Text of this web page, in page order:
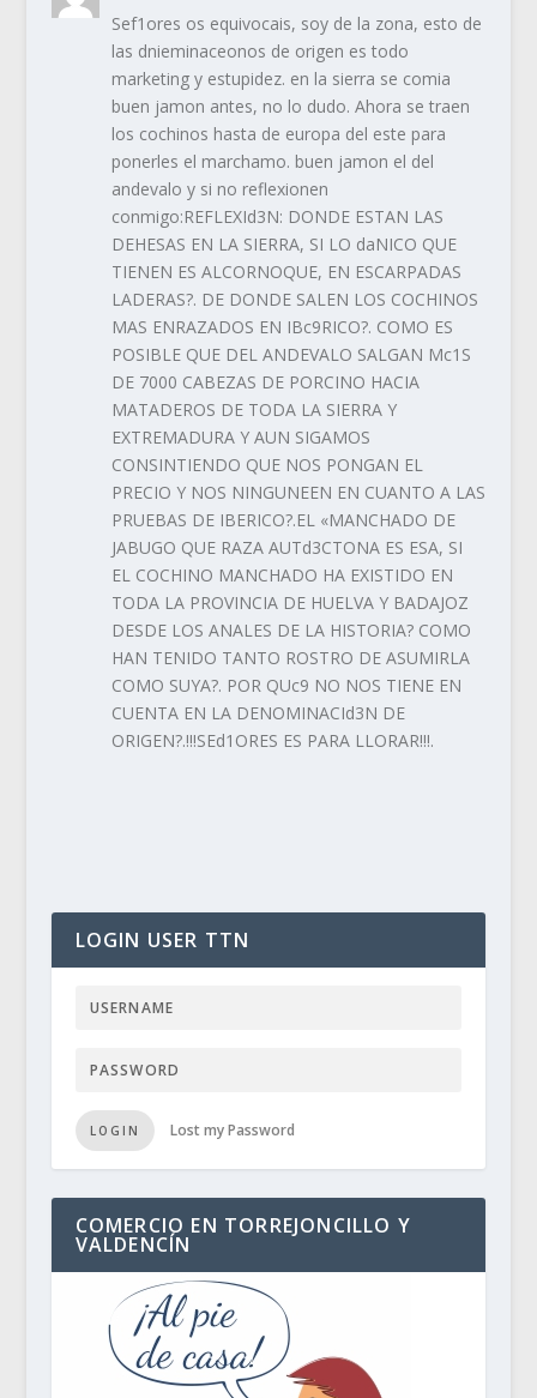
Sef1ores os equivocais, soy de la zona, esto de
las dnieminaceonos de origen es todo
marketing y estupidez. en la sierra se comia
buen jamon antes, no lo dudo. Ahora se traen
los cochinos hasta de europa del este para
ponerles el marchamo. buen jamon el del
andevalo y si no reflexionen
conmigo:REFLEXId3N: DONDE ESTAN LAS
DEHESAS EN LA SIERRA, SI LO daNICO QUE
TIENEN ES ALCORNOQUE, EN ESCARPADAS
LADERAS?. DE DONDE SALEN LOS COCHINOS
MAS ENRAZADOS EN IBc9RICO?. COMO ES
POSIBLE QUE DEL ANDEVALO SALGAN Mc1S
DE 7000 CABEZAS DE PORCINO HACIA
MATADEROS DE TODA LA SIERRA Y
EXTREMADURA Y AUN SIGAMOS
CONSINTIENDO QUE NOS PONGAN EL
PRECIO Y NOS NINGUNEEN EN CUANTO A LAS
PRUEBAS DE IBERICO?.EL «MANCHADO DE
JABUGO QUE RAZA AUTd3CTONA ES ESA, SI
EL COCHINO MANCHADO HA EXISTIDO EN
TODA LA PROVINCIA DE HUELVA Y BADAJOZ
DESDE LOS ANALES DE LA HISTORIA? COMO
HAN TENIDO TANTO ROSTRO DE ASUMIRLA
COMO SUYA?. POR QUc9 NO NOS TIENE EN
CUENTA EN LA DENOMINACId3N DE
ORIGEN?.!!!SEd1ORES ES PARA LLORAR!!!.
LOGIN USER TTN
LOGIN Lost my Password
COMERCIO EN TORREJONCILLO Y
VALDENCÍN